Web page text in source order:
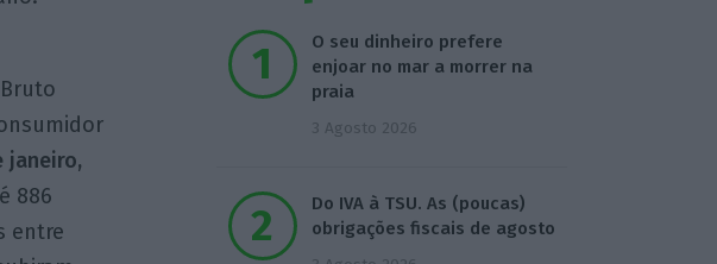
janeiro,
886
entre
O seu dinheiro prefere
enjoar no mar a morrer na
praia
3 Agosto 2026
Do IVA à TSU. As (poucas)
obrigações fiscais de agosto